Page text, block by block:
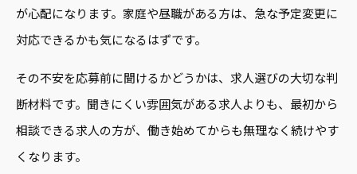
が心配になります。家庭や昼職がある方は、急な予定変更に
対応できるかも気になるはずです。
その不安を応募前に聞けるかどうかは、求人選びの大切な判
断材料です。聞きにくい雰囲気がある求人よりも、最初から
相談できる求人の方が、働き始めてからも無理なく続けやす
くなります。